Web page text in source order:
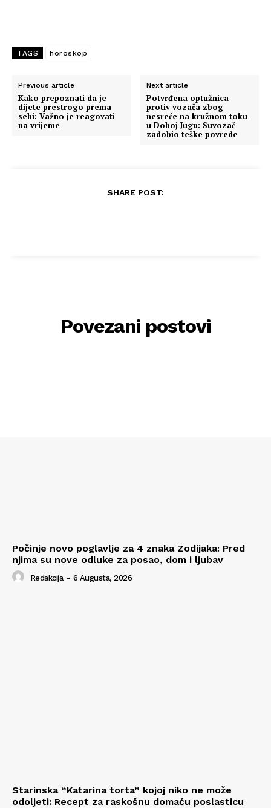
TAGS horoskop
Previous article
Kako prepoznati da je
dijete prestrogo prema
sebi: Važno je reagovati
na vrijeme
Next article
Potvrđena optužnica
protiv vozača zbog
nesreće na kružnom toku
u Doboj Jugu: Suvozač
zadobio teške povrede
SHARE POST:
Povezani postovi
Počinje novo poglavlje za 4 znaka Zodijaka: Pred
njima su nove odluke za posao, dom i ljubav
Redakcija - 6 Augusta, 2026
Starinska “Katarina torta” kojoj niko ne može
odoljeti: Recept za raskošnu domaću poslasticu